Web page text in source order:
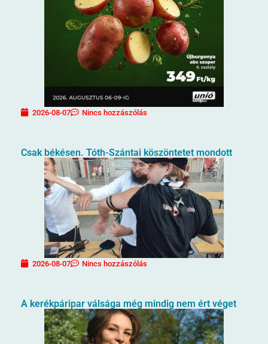
2026-08-07 Nincs hozzászólás
Csak békésen. Tóth-Szántai köszöntetet mondott
2026-08-07 Nincs hozzászólás
A kerékpáripar válsága még mindig nem ért véget